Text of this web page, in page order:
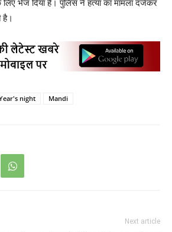
भेज दिया है। पुलिस ने हत्या का मामला दर्जकर
है।
night Mandi
Next article